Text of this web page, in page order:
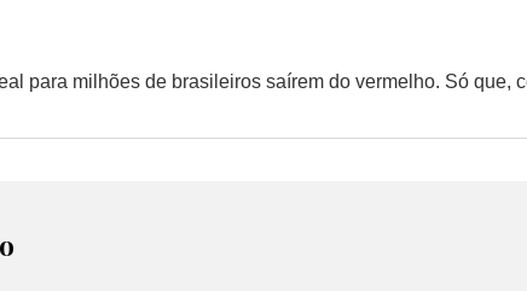
para milhões de brasileiros saírem do vermelho. Só que,